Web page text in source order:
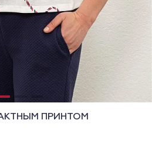
ПРИНТОМ